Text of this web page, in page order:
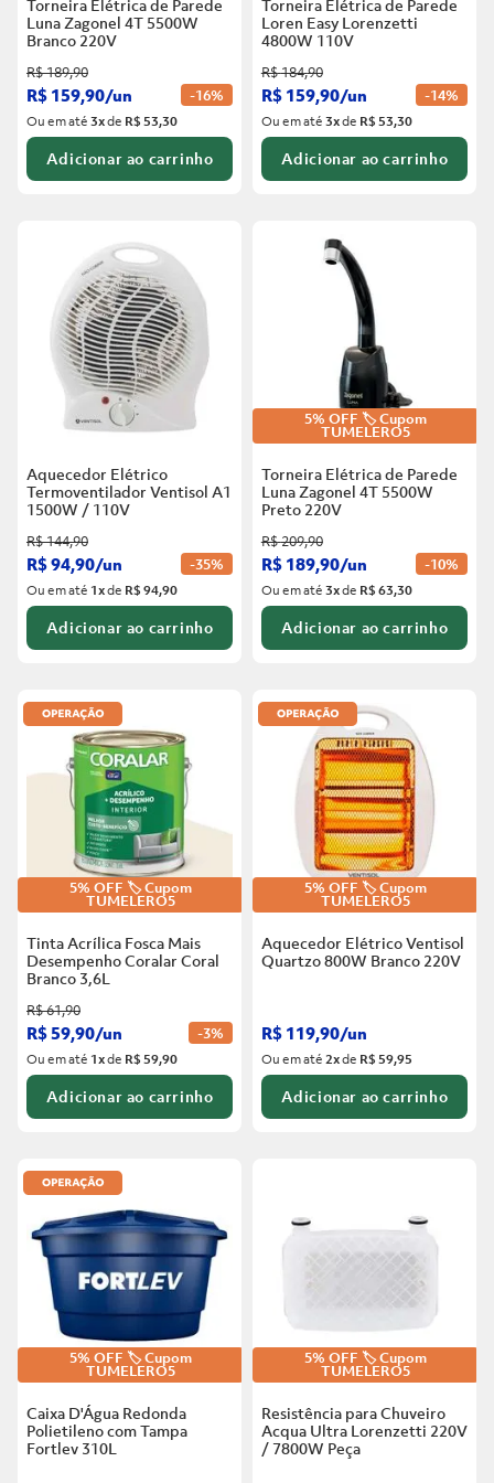
Torneira Elétrica de Parede
Luna Zagonel 4T 5500W
Branco 220V
R$189,90
R$ 159,90/un -16%
Ou em até3xde R$ 53,30
Adicionar ao carrinho
Torneira Elétrica de Parede
Loren Easy Lorenzetti
4800W 110V
R$184,90
R$ 159,90/un -14%
Ou em até3xde R$ 53,30
Adicionar ao carrinho
Aquecedor Elétrico
Termoventilador Ventisol A1
1500W / 110V
R$144,90
R$94,90/un -35%
Ou em até 1xde R$ 94,90
Adicionar ao carrinho
5% OFF 🏷️ Cupom
TUMELERO5
Torneira Elétrica de Parede
Luna Zagonel 4T 5500W
Preto 220V
R$209,90
R$ 189,90/un -10%
Ou em até3xde R$ 63,30
Adicionar ao carrinho
5% OFF 🏷️ Cupom
TUMELERO5
Tinta Acrílica Fosca Mais
Desempenho Coralar Coral
Branco 3,6L
R$61,90
R$59,90/un -3%
Ou em até 1xde R$ 59,90
Adicionar ao carrinho
5% OFF 🏷️ Cupom
TUMELERO5
Aquecedor Elétrico Ventisol
Quartzo 800W Branco 220V
R$ 119,90/un
Ou em até2xde R$ 59,95
Adicionar ao carrinho
5% OFF 🏷️ Cupom
TUMELERO5
Caixa D'Água Redonda
Polietileno com Tampa
Fortlev 310L
5% OFF 🏷️ Cupom
TUMELERO5
Resistência para Chuveiro
Acqua Ultra Lorenzetti 220V
/ 7800W Peça